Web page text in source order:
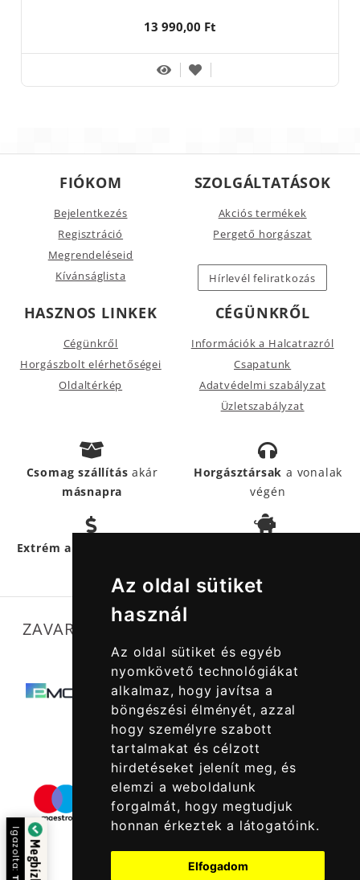
Az oldal sütiket
használ
Az oldal sütiket és egyéb
nyomkövető technológiákat
alkalmaz, hogy javítsa a
böngészési élményét, azzal
hogy személyre szabott
tartalmakat és célzott
hirdetéseket jelenít meg, és
elemzi a weboldalunk
forgalmát, hogy megtudjuk
honnan érkeztek a látogatóink.
Elfogadom
13 990,00 Ft
FIÓKOM
Bejelentkezés
Regisztráció
Megrendeléseid
Kívánságlista
SZOLGÁLTATÁSOK
Akciós termékek
Pergető horgászat
Hírlevél feliratkozás
HASZNOS LINKEK
Cégünkről
Horgászbolt elérhetőségei
Oldaltérkép
CÉGÜNKRŐL
Információk a Halcatrazról
Csapatunk
Adatvédelmi szabályzat
Üzletszabályzat
Csomag szállításakár
másnapra
Horgásztársak a vonalak
végén
Extrém akciós termékek
ZAVARTALAN MŰKÖDÉSÜNKET SEGÍTIK
Igazolta: